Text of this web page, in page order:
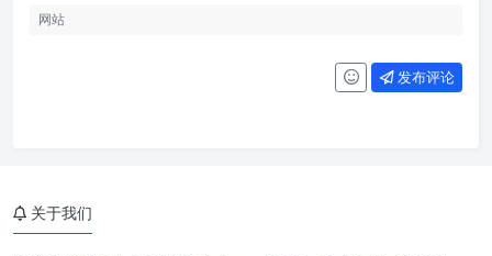
发布评论
关于我们